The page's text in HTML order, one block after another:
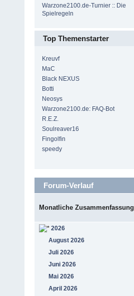
Warzone2100.de-Turnier :: Die
Spielregeln
Top Themenstarter
Kreuvf
MaC
Black NEXUS
Botti
Neosys
Warzone2100.de: FAQ-Bot
R.E.Z.
Soulreaver16
Fingolfin
speedy
Forum-Verlauf
Monatliche Zusammenfassung
2026
August 2026
Juli 2026
Juni 2026
Mai 2026
April 2026